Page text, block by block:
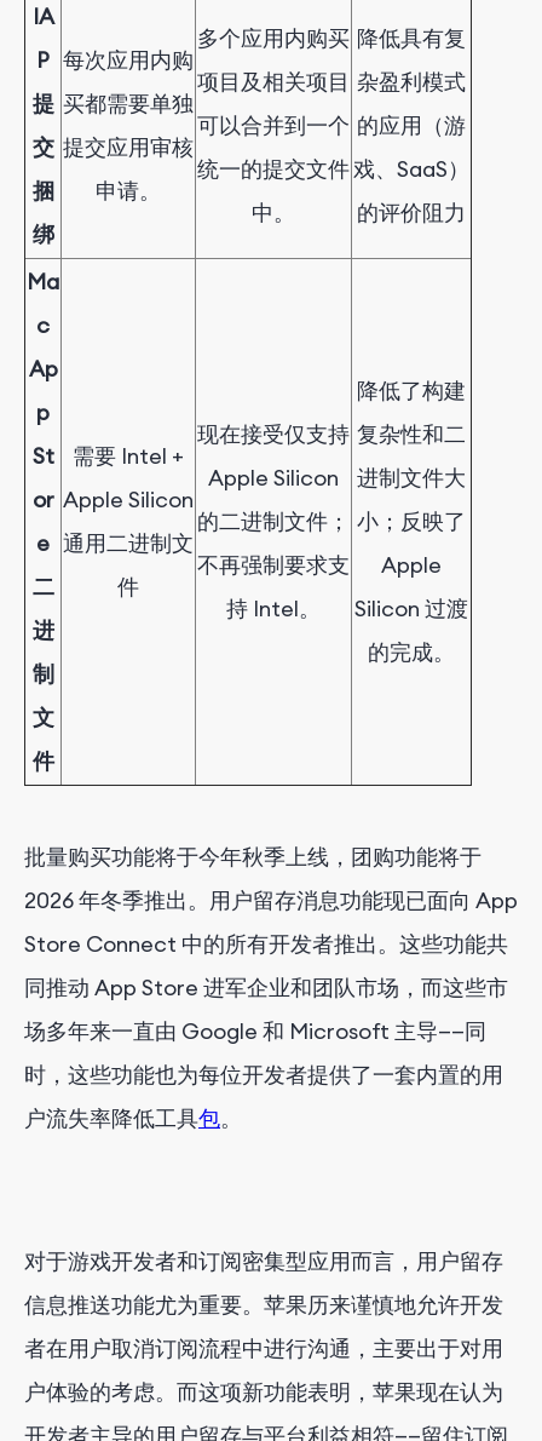
IA
P
提
交
捆
绑
每次应用内购
买都需要单独
提交应用审核
申请。
多个应用内购买
项目及相关项目
可以合并到一个
统一的提交文件
中。
降低具有复
杂盈利模式
的应用（游
戏、SaaS）
的评价阻力
Ma
c
Ap
p
St
or
e
二
进
制
文
件
需要 Intel +
Apple Silicon
通用二进制文
件
现在接受仅支持
Apple Silicon
的二进制文件；
不再强制要求支
持 Intel。
降低了构建
复杂性和二
进制文件大
小；反映了
Apple
Silicon 过渡
的完成。
批量购买功能将于今年秋季上线，团购功能将于
2026 年冬季推出。用户留存消息功能现已面向 App
Store Connect 中的所有开发者推出。这些功能共
同推动 App Store 进军企业和团队市场，而这些市
场多年来一直由 Google 和 Microsoft 主导——同
时，这些功能也为每位开发者提供了一套内置的用
户流失率降低工具包。
对于游戏开发者和订阅密集型应用而言，用户留存
信息推送功能尤为重要。苹果历来谨慎地允许开发
者在用户取消订阅流程中进行沟通，主要出于对用
户体验的考虑。而这项新功能表明，苹果现在认为